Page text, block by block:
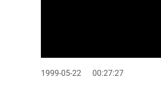
1999-05-22 00:27:27